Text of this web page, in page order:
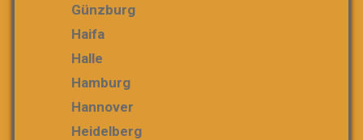
Günzburg
Haifa
Halle
Hamburg
Hannover
Heidelberg